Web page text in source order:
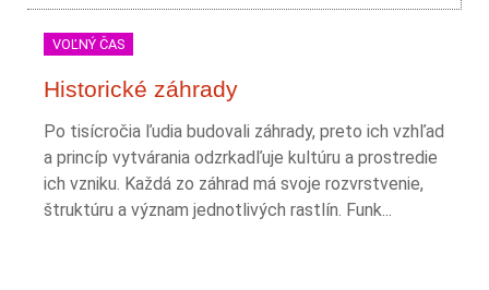
VOĽNÝ ČAS
Historické záhrady
Po tisícročia ľudia budovali záhrady, preto ich vzhľad
a princíp vytvárania odzrkadľuje kultúru a prostredie
ich vzniku. Každá zo záhrad má svoje rozvrstvenie,
štruktúru a význam jednotlivých rastlín. Funk...